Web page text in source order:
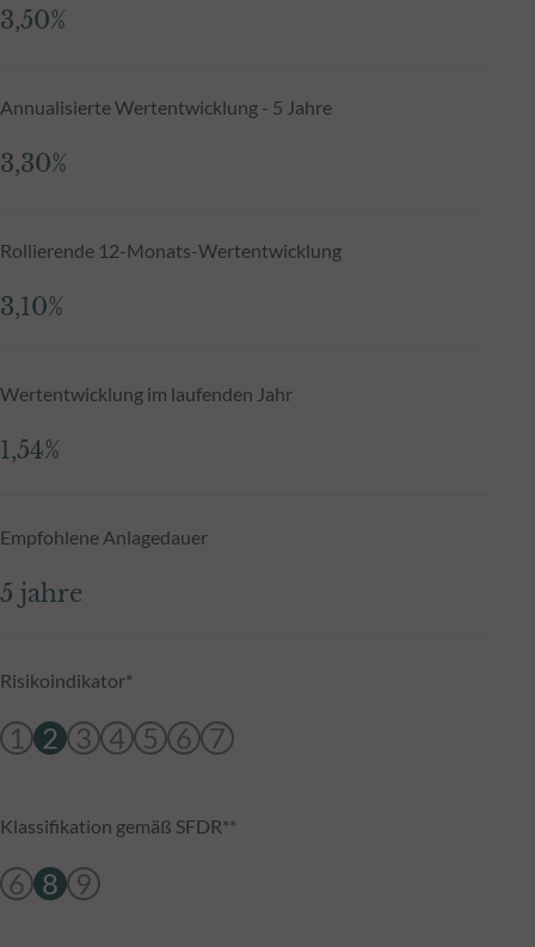
3,50%
Annualisierte Wertentwicklung - 5 Jahre
3,30%
Rollierende 12-Monats-Wertentwicklung
3,10%
Wertentwicklung im laufenden Jahr
1,54%
Empfohlene Anlagedauer
5 jahre
Risikoindikator*
1 2 3 4 5 6 7
Klassifikation gemäß SFDR**
6 8 9